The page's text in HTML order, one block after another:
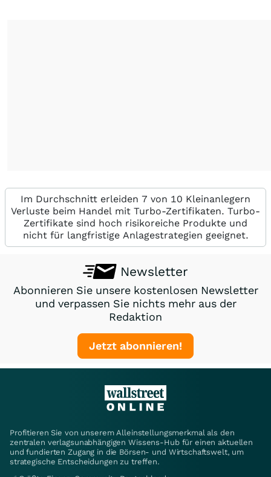
Im Durchschnitt erleiden 7 von 10 Kleinanlegern
Verluste beim Handel mit Turbo-Zertifikaten. Turbo-
Zertifikate sind hoch risikoreiche Produkte und
nicht für langfristige Anlagestrategien geeignet.
Newsletter
Abonnieren Sie unsere kostenlosen Newsletter
und verpassen Sie nichts mehr aus der
Redaktion
Jetzt abonnieren!
Profitieren Sie von unserem Alleinstellungsmerkmal als den
zentralen verlagsunabhängigen Wissens-Hub für einen aktuellen
und fundierten Zugang in die Börsen- und Wirtschaftswelt, um
strategische Entscheidungen zu treffen.